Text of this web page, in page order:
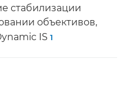
стабилизации
объективов,
IS 1